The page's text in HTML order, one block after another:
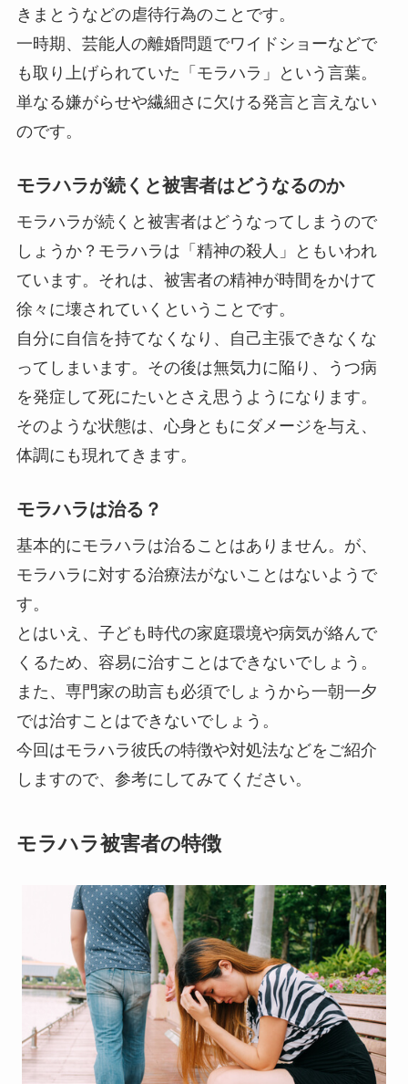
きまとうなどの虐待行為のことです。
一時期、芸能人の離婚問題でワイドショーなどで
も取り上げられていた「モラハラ」という言葉。
単なる嫌がらせや繊細さに欠ける発言と言えない
のです。
モラハラが続くと被害者はどうなるのか
モラハラが続くと被害者はどうなってしまうので
しょうか？モラハラは「精神の殺人」ともいわれ
ています。それは、被害者の精神が時間をかけて
徐々に壊されていくということです。
自分に自信を持てなくなり、自己主張できなくな
ってしまいます。その後は無気力に陥り、うつ病
を発症して死にたいとさえ思うようになります。
そのような状態は、心身ともにダメージを与え、
体調にも現れてきます。
モラハラは治る？
基本的にモラハラは治ることはありません。が、
モラハラに対する治療法がないことはないようで
す。
とはいえ、子ども時代の家庭環境や病気が絡んで
くるため、容易に治すことはできないでしょう。
また、専門家の助言も必須でしょうから一朝一夕
では治すことはできないでしょう。
今回はモラハラ彼氏の特徴や対処法などをご紹介
しますので、参考にしてみてください。
モラハラ被害者の特徴